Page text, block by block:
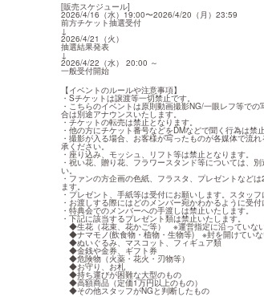
[販売スケジュール]
2026/4/16（水）19:00〜2026/4/20（月）23:59
前方チケット抽選受付
↓
2026/4/21（火）
抽選結果発表
↓
2026/4/22（水） 20:00 ～
一般受付開始
【イベントのルールや注意事項】
・Sチケットは譲渡等一切禁止です。
・こちらのイベントは原則動画撮影NG/一眼レフ等で
合は別途アナウンスいたします。
・チケットの転売は禁止となります。
・他の方にチケット番号などをDMなどで聞く行為は禁
・撮影が入る場合、お客様が写ったものが各媒体で流
承ください。
・座り込み、モッシュ、リフト等は禁止となります。
・祝い花、贈り花、フラワースタンド等については、
い。
・ファンの方企画の色紙、フラスタ、プレゼントなど
ます。
・プレゼント、手紙等は受付にお願いします。スタッフ
・お渡しする際にはどのメンバー宛かわかるように受
・特典会でのメンバーへの手渡しは禁止いたします。
・下記に該当するプレゼント類は禁止いたします。
◆生花（花束、花かご等）　※運営指定に沿っていない
◆ナマモノ(飲食物・植物・生物等)　※封を開けていな
◆ぬいぐるみ、マスコット、フィギュア類
◆金銭や金券、ギフト券
◆危険物（火薬・花火・刃物等）
◆お守り、お札
◆持ち運びが困難な大型のもの
◆高額商品（定価1万円以上のもの）
◆その他スタッフがNGと判断したもの